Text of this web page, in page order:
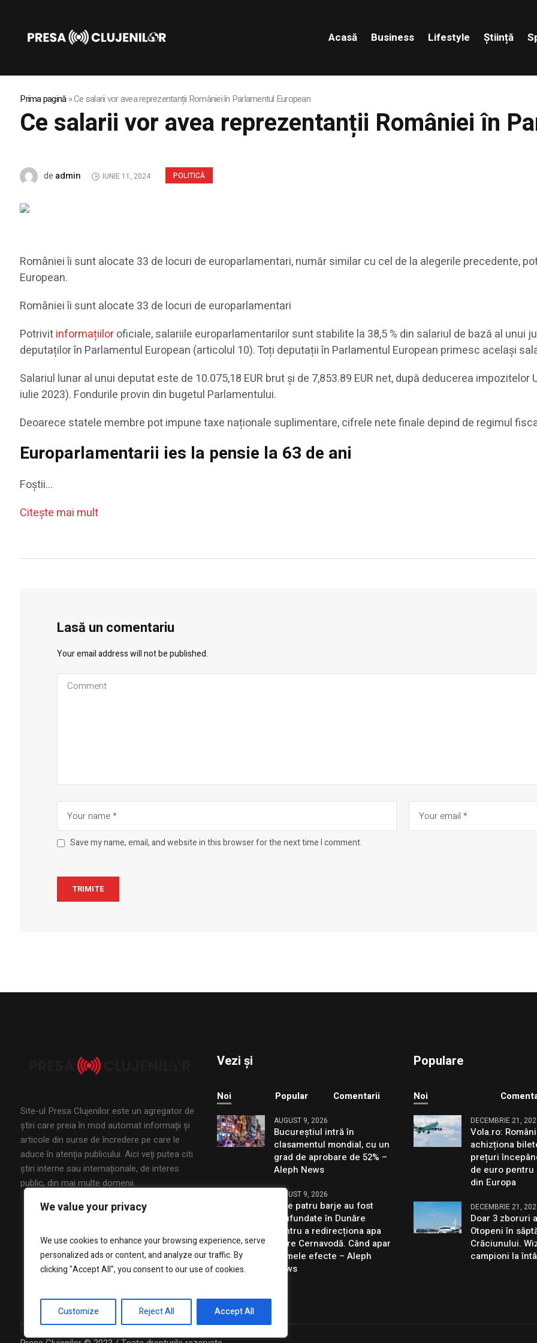
We value your privacy
We use cookies to enhance your browsing experience, serve
personalized ads or content, and analyze our traffic. By
clicking "Accept All", you consent to our use of cookies.
Customize Reject All Accept All
Acasă Business Lifestyle Știință
Prima pagină»Ce salarii vor avea reprezentanții României în Parlamentul European
Ce salarii vor avea reprezentanții României în
POLITICĂ
de admin IUNIE 11, 2024
României îi sunt alocate 33 de locuri de europarlamentari, număr similar cu cel de la alegerile precedente,
European.
României îi sunt alocate 33 de locuri de europarlamentari
Potrivitinformațiiloroficiale, salariile europarlamentarilor sunt stabilite la 38,5 % din salariul de bază al unui
deputaților în Parlamentul European (articolul 10). Toți deputații în Parlamentul European primesc același
Salariul lunar al unui deputat este de 10.075,18 EUR brut și de 7,853.89 EUR net, după deducerea
iulie 2023). Fondurile provin din bugetul Parlamentului.
Deoarece statele membre pot impune taxe naționale suplimentare, cifrele nete finale depind de regimul
Europarlamentarii ies la pensie la 63 de ani
Foștii…
Citeşte mai mult
Lasă un comentariu
Your email address will not be published.
Save my name, email, and website in this browser for the next time I comment.
Site-ul Presa Clujenilor este un agregator de
ştiri care preia în mod automat informaţii şi
articole din surse de încredere pe care le
aduce în atenţia publicului. Aici veţi putea citi
ştiri interne sau internaţionale, de interes
public, din mai multe domenii.
Vezi și
Noi Popular Comentarii
AUGUST 9, 2026
Bucureștiul intră în
clasamentul mondial, cu un
grad de aprobare de 52% –
Aleph News
AUGUST 9, 2026
Cele patru barje au fost
scufundate în Dunăre
pentru a redirecționa apa
către Cernavodă. Când apar
primele efecte – Aleph
News
Populare
Noi
DECEMBRIE 21,
Vola.ro:
achizționa
prețuri
de euro pentru
din Europa
DECEMBRIE 21,
Doar 3 zboruri
Otopeni în
Crăciunului.
campioni la